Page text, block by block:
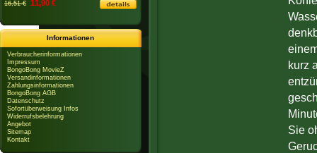
kurz
Sie
16,51 € 11,90 €
Informationen
Verbraucherinformationen
Impressum
BongoBong MovieZ
Versandinformationen
Zahlungsinformationen
BongoBong AGB
Datenschutz
Sofortüberweisung Infos
Widerrufsbelehrung
Angebot
Sitemap
Kontakt